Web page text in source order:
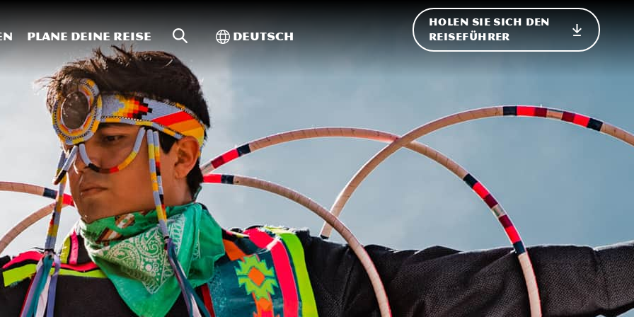
Plane deine Reise Website-Suche
Toggle International
Deutsch
HOLEN SIE SICH DEN
REISEFÜHRER